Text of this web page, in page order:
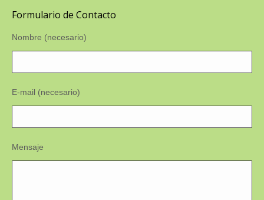
Formulario de Contacto
Nombre (necesario)
E-mail (necesario)
Mensaje